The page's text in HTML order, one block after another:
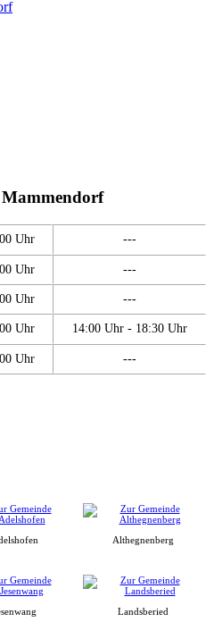
Mammendorf
Uhr ---
Uhr ---
Uhr ---
Uhr 14:00 Uhr - 18:30 Uhr
Uhr ---
Althegnenberg
Landsberied